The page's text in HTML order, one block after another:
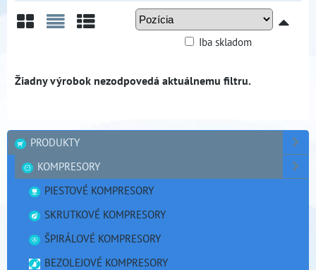
Iba skladom
PRODUKTY
KOMPRESORY
PIESTOVÉ KOMPRESORY
SKRUTKOVÉ KOMPRESORY
ŠPIRÁLOVÉ KOMPRESORY
BEZOLEJOVÉ KOMPRESORY